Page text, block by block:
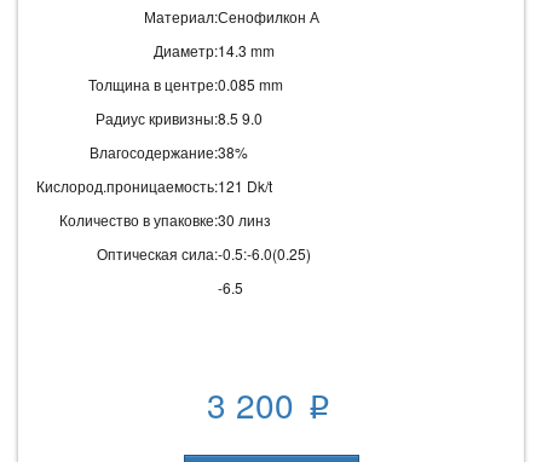
Материал:Сенофилкон А
Диаметр:
Толщина в центре:
14.3 mm
0.085 mm
Радиус кривизны:8.5 9.0
Влагосодержание:
Кислород.проницаемость:
38%
121 Dk/t
Количество в упаковке:30 линз
Оптическая сила:-0.5:-6.0(0.25)
-6.5
3 200 p